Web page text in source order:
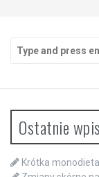
for:
Ostatnie
Krótka